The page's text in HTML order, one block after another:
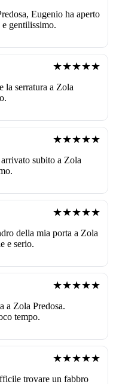
Eugenio ha aperto
gentilissimo.
★★★★★
la serratura a Zola
★★★★★
subito a Zola
★★★★★
della mia porta a Zola
e serio.
★★★★★
a Zola Predosa.
tempo.
★★★★★
trovare un fabbro